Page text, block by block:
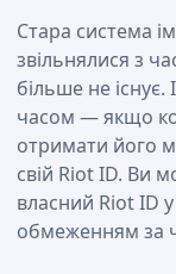
Стара система
звільнялися з
більше не
часом — якщо
отримати його
свій Riot ID. Ви
власний Riot ID
обмеженням за